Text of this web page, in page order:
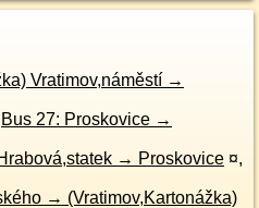
Vratimov,náměstí →
Bus 27: Proskovice →
→ Proskovice ¤,
→ (Vratimov,Kartonážka)